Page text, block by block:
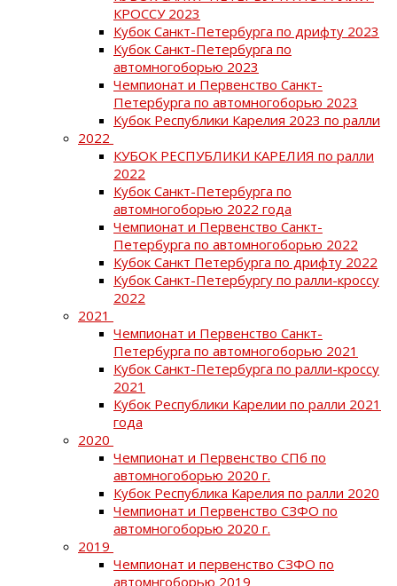
КРОССУ 2023
Кубок Санкт-Петербурга по дрифту 2023
Кубок Санкт-Петербурга по
автомногоборью 2023
Чемпионат и Первенство Санкт-
Петербурга по автомногоборью 2023
Кубок Республики Карелия 2023 по ралли
2022
КУБОК РЕСПУБЛИКИ КАРЕЛИЯ по ралли
2022
Кубок Санкт-Петербурга по
автомногоборью 2022 года
Чемпионат и Первенство Санкт-
Петербурга по автомногоборью 2022
Кубок Санкт Петербурга по дрифту 2022
Кубок Санкт-Петербургу по ралли-кроссу
2022
2021
Чемпионат и Первенство Санкт-
Петербурга по автомногоборью 2021
Кубок Санкт-Петербурга по ралли-кроссу
2021
Кубок Республики Карелии по ралли 2021
года
2020
Чемпионат и Первенство СПб по
автомногоборью 2020 г.
Кубок Республика Карелия по ралли 2020
Чемпионат и Первенство СЗФО по
автомногоборью 2020 г.
2019
Чемпионат и первенство СЗФО по
автомнгоборью 2019